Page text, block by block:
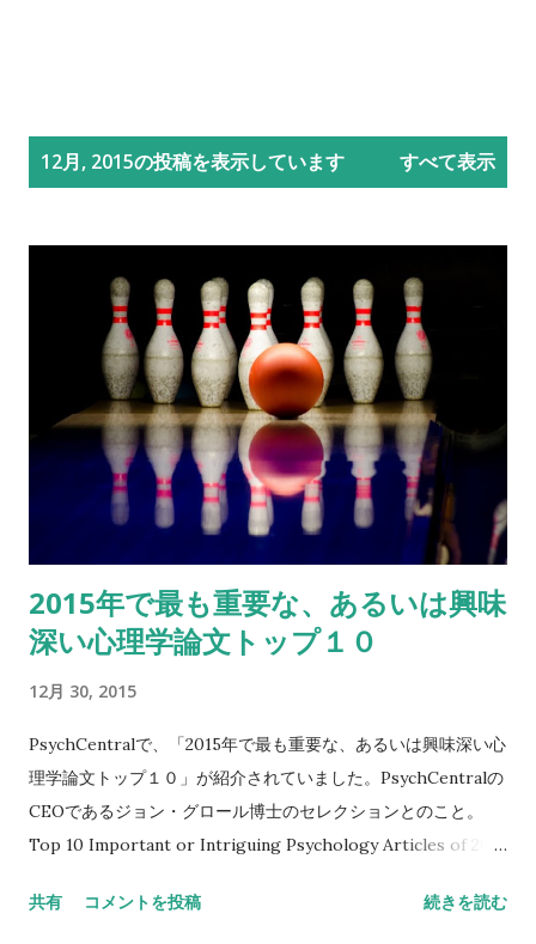
12月, 2015の投稿を表示しています すべて表示
2015年で最も重要な、あるいは興味
深い心理学論文トップ１０
12月 30, 2015
PsychCentralで、「2015年で最も重要な、あるいは興味深い心
理学論文トップ１０」が紹介されていました。PsychCentralの
CEOであるジョン・グロール博士のセレクションとのこと。
Top 10 Important or Intriguing Psychology Articles of 2015
た尋問や拷問に、倫理的な規制が 今年の２月に発表された、サ
共有 コメントを投稿 続きを読む